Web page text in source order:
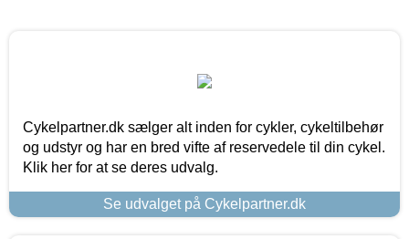
Cykelpartner.dk sælger alt inden for cykler, cykeltilbehør
og udstyr og har en bred vifte af reservedele til din cykel.
Klik her for at se deres udvalg.
Se udvalget på Cykelpartner.dk